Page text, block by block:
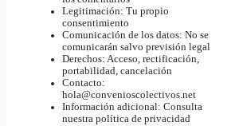
Legitimación: Tu propio
consentimiento
Comunicación de los datos: No se
comunicarán salvo previsión legal
Derechos: Acceso, rectificación,
portabilidad, cancelación
Contacto:
hola@convenioscolectivos.net
Información adicional: Consulta
nuestra política de privacidad